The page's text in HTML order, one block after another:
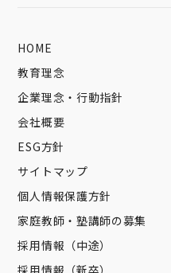
HOME
教育理念
企業理念・行動指針
会社概要
ESG方針
サイトマップ
個人情報保護方針
家庭教師・塾講師の募集
採用情報（中途）
採用情報（新卒）